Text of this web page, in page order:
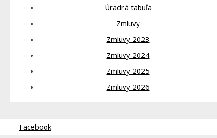
Úradná tabuľa
Zmluvy
Zmluvy 2023
Zmluvy 2024
Zmluvy 2025
Zmluvy 2026
Facebook